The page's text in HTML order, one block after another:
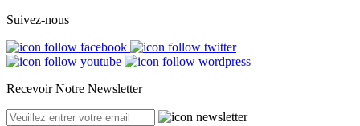
Suivez-nous
Recevoir Notre Newsletter